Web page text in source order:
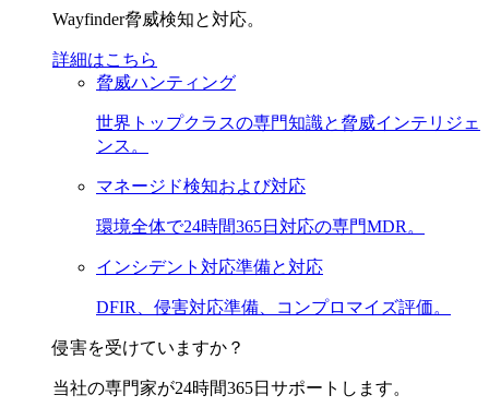
Wayfinder脅威検知と対応。
詳細はこちら
脅威ハンティング
世界トップクラスの専門知識と脅威インテリジェ
ンス。
マネージド検知および対応
環境全体で24時間365日対応の専門MDR。
インシデント対応準備と対応
DFIR、侵害対応準備、コンプロマイズ評価。
侵害を受けていますか？
当社の専門家が24時間365日サポートします。